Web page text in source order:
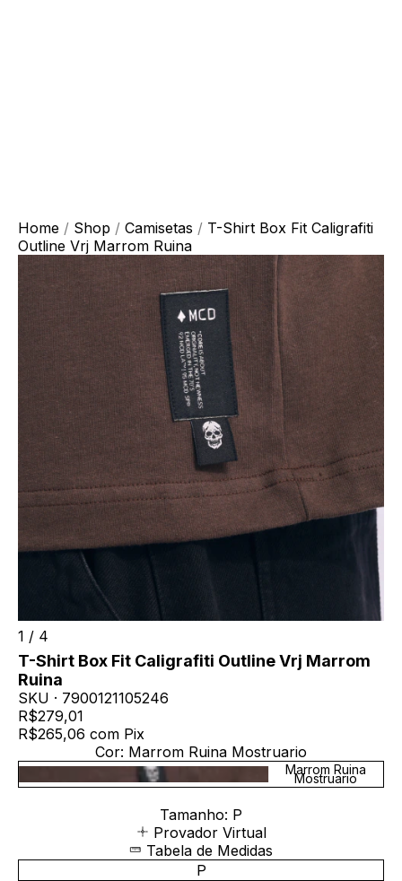
Home / Shop / Camisetas / T-Shirt Box Fit Caligrafiti
Outline Vrj Marrom Ruina
1 / 4
T-Shirt Box Fit Caligrafiti Outline Vrj Marrom
Ruina
SKU · 7900121105246
R$279,01
R$265,06 com Pix
Cor: Marrom Ruina Mostruario
Marrom Ruina
Mostruario
Tamanho: P
Provador Virtual
Tabela de Medidas
P